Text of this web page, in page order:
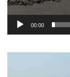
00:00